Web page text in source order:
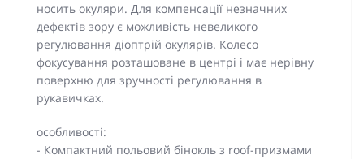
носить окуляри. Для компенсації незначних
дефектів зору є можливість невеликого
регулювання діоптрій окулярів. Колесо
фокусування розташоване в центрі і має нерівну
поверхню для зручності регулювання в
рукавичках.
особливості:
- Компактний польовий бінокль з roof-призмами